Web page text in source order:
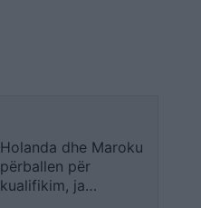
Holanda dhe Maroku
përballen për
kualifikim, ja